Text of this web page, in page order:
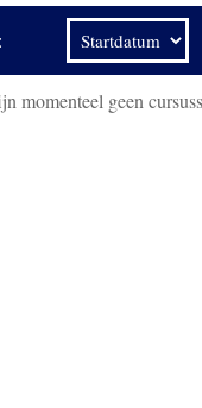
momenteel geen